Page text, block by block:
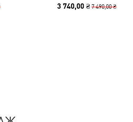
3 740,00 ₴ 7 490,00 ₴